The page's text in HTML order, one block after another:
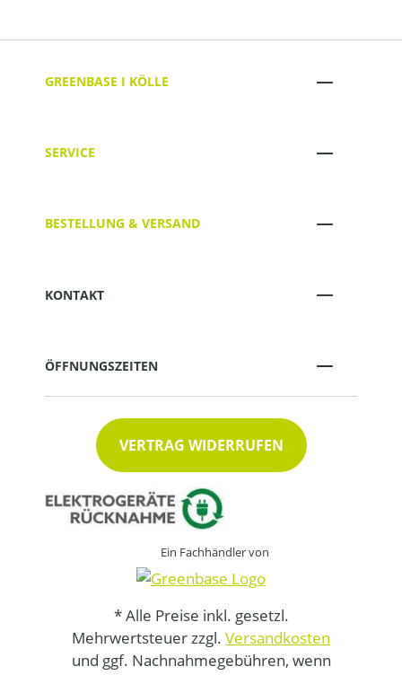
GREENBASE I KÖLLE
SERVICE
BESTELLUNG & VERSAND
KONTAKT
ÖFFNUNGSZEITEN
VERTRAG WIDERRUFEN
Ein Fachhändler von
* Alle Preise inkl. gesetzl.
Mehrwertsteuer zzgl. Versandkosten
und ggf. Nachnahmegebühren, wenn